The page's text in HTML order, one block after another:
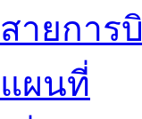
สายการ
แผนที่